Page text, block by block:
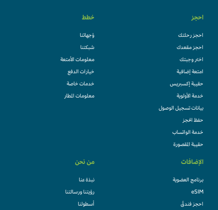
احجز
احجز رحلتك
احجز مقعدك
اختر وجبتك
امتعة إضافية
حقيبة إكسبريس
خدمة الأولوية
بيانات تسجيل الوصول
حفظ الحجز
خدمة الواتساب
حقيبة المقصورة
خطط
وُجهاتنا
شبكتنا
معلومات الأمتعة
خيارات الدفع
خدمات خاصة
معلومات المطار
الإضافات
برنامج العضوية
eSIM
احجز فندقً
من نحن
نبذة عنا
رؤيتنا ورسالتنا
أسطولنا